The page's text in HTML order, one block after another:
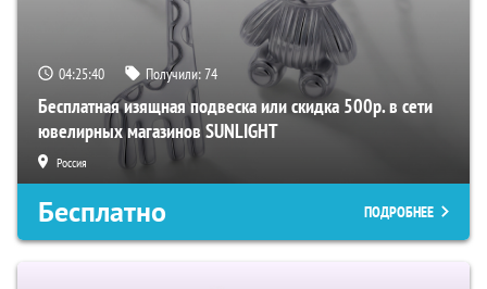
04:25:39 Получили:74
Бесплатная изящная подвеска или скидка 500р. в сети
ювелирных магазинов SUNLIGHT
Россия
Бесплатно ПОДРОБНЕЕ